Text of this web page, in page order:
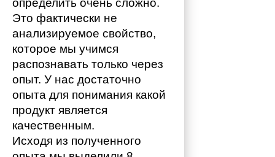
определить очень сложно.
Это фактически не
анализируемое свойство,
которое мы учимся
распознавать только через
опыт. У нас достаточно
опыта для понимания какой
продукт является
качественным.
Исходя из полученного